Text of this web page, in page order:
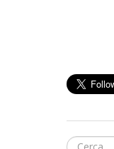
Cerca